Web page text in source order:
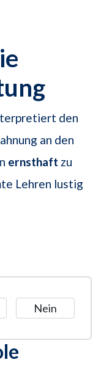
den
an den
ernsthaft zu
Lehren lustig
Nein